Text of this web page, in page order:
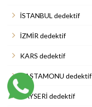
İSTANBUL dedektif
İZMİR dedektif
KARS dedektif
KASTAMONU dedektif
KAYSERİ dedektif